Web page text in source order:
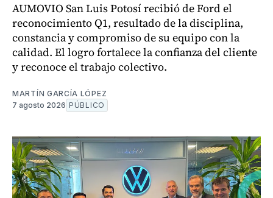
AUMOVIO San Luis Potosí recibió de Ford el
reconocimiento Q1, resultado de la disciplina,
constancia y compromiso de su equipo con la
calidad. El logro fortalece la confianza del cliente
y reconoce el trabajo colectivo.
MARTÍN GARCÍA LÓPEZ
7 agosto 2026 PÚBLICO